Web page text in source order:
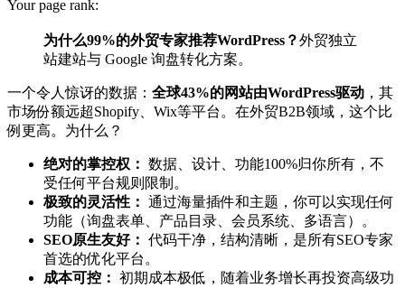
Your page rank:
为什么99%的外贸专家推荐WordPress？外贸独立
站建站与 Google 询盘转化方案。
一个令人惊讶的数据： 全球43%的网站由WordPress驱动 ，其
市场份额远超Shopify、Wix等平台。在外贸B2B领域，这个比
例更高。为什么？
绝对的掌控权： 数据、设计、功能100%归你所有，不
受任何平台规则限制。
极致的灵活性： 通过海量插件和主题，你可以实现任何
功能（询盘表单、产品目录、会员系统、多语言）。
SEO原生友好： 代码干净，结构清晰，是所有SEO专家
首选的优化平台。
成本可控： 初期成本极低，随着业务增长再投资高级功